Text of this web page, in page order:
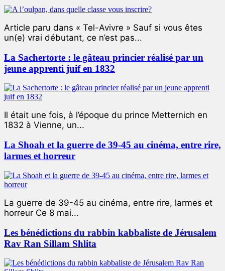
Article paru dans « Tel-Avivre » Sauf si vous êtes
un(e) vrai débutant, ce n’est pas...
La Sachertorte : le gâteau princier réalisé par un
jeune apprenti juif en 1832
Il était une fois, à l’époque du prince Metternich en
1832 à Vienne, un...
La Shoah et la guerre de 39-45 au cinéma, entre rire,
larmes et horreur
La guerre de 39-45 au cinéma, entre rire, larmes et
horreur Ce 8 mai...
Les bénédictions du rabbin kabbaliste de Jérusalem
Rav Ran Sillam Shlita